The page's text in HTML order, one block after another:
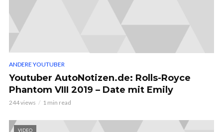
ANDERE YOUTUBER
Youtuber AutoNotizen.de: Rolls-Royce
Phantom VIII 2019 – Date mit Emily
244 views 1 min read
VIDEO